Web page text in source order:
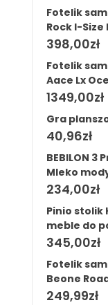
Fotelik
Rock I-Size
398,00zł
Fotelik
Aace Lx
1349,00zł
Gra
40,96zł
BEBILON
Mleko
234,00zł
Pinio stolik
meble do
345,00zł
Fotelik
Beone
249,99zł